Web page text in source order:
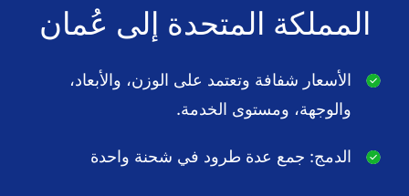
المملكة المتحدة إلى عُمان
الأسعار شفافة وتعتمد على الوزن، والأبعاد،
والوجهة، ومستوى الخدمة.
الدمج: جمع عدة طرود في شحنة واحدة